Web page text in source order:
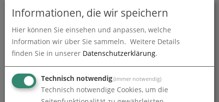
Kerze | B 8 cm x H 25 cm | rundum bedruckt
Informationen, die wir speichern
Hier können Sie einsehen und anpassen, welche
Information wir über Sie sammeln. Weitere Details
finden Sie in unserer Datenschutzerklärung.
Technisch notwendig(immer notwendig)
Technisch notwendige Cookies, um die